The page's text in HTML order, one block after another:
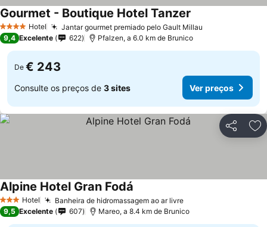
4 EstrelasHotel Jantar gourmet premiado pelo Gault Millau
Gourmet - Boutique Hotel Tanzer
9,4 Excelente 622 Pfalzen, a 6.0 km de Brunico
De € 243
Consulte os preços de 3 sites Ver preços
Partilhar
3 EstrelasHotel Banheira de hidromassagem ao ar livreVer preços
Alpine Hotel Gran Fodá
9,5 Excelente 607 Mareo, a 8.4 km de Brunico